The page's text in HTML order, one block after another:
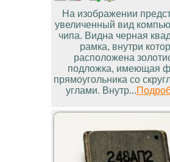
На изображении
увеличенный вид
чипа. Видна черная
рамка, внутри
расположена
подложка, имеющая
прямоугольника со
углами. Внутр...